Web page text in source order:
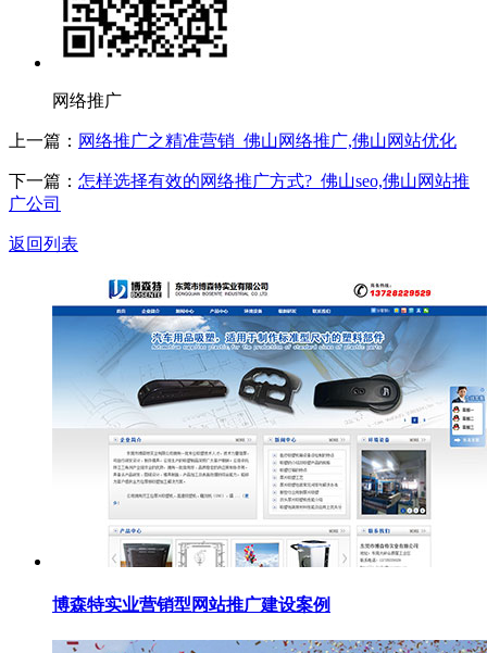
网络推广
上一篇： 网络推广之精准营销_佛山网络推广,佛山网站优化
下一篇： 怎样选择有效的网络推广方式?_佛山seo,佛山网站推
广公司
返回列表
博森特实业营销型网站推广建设案例